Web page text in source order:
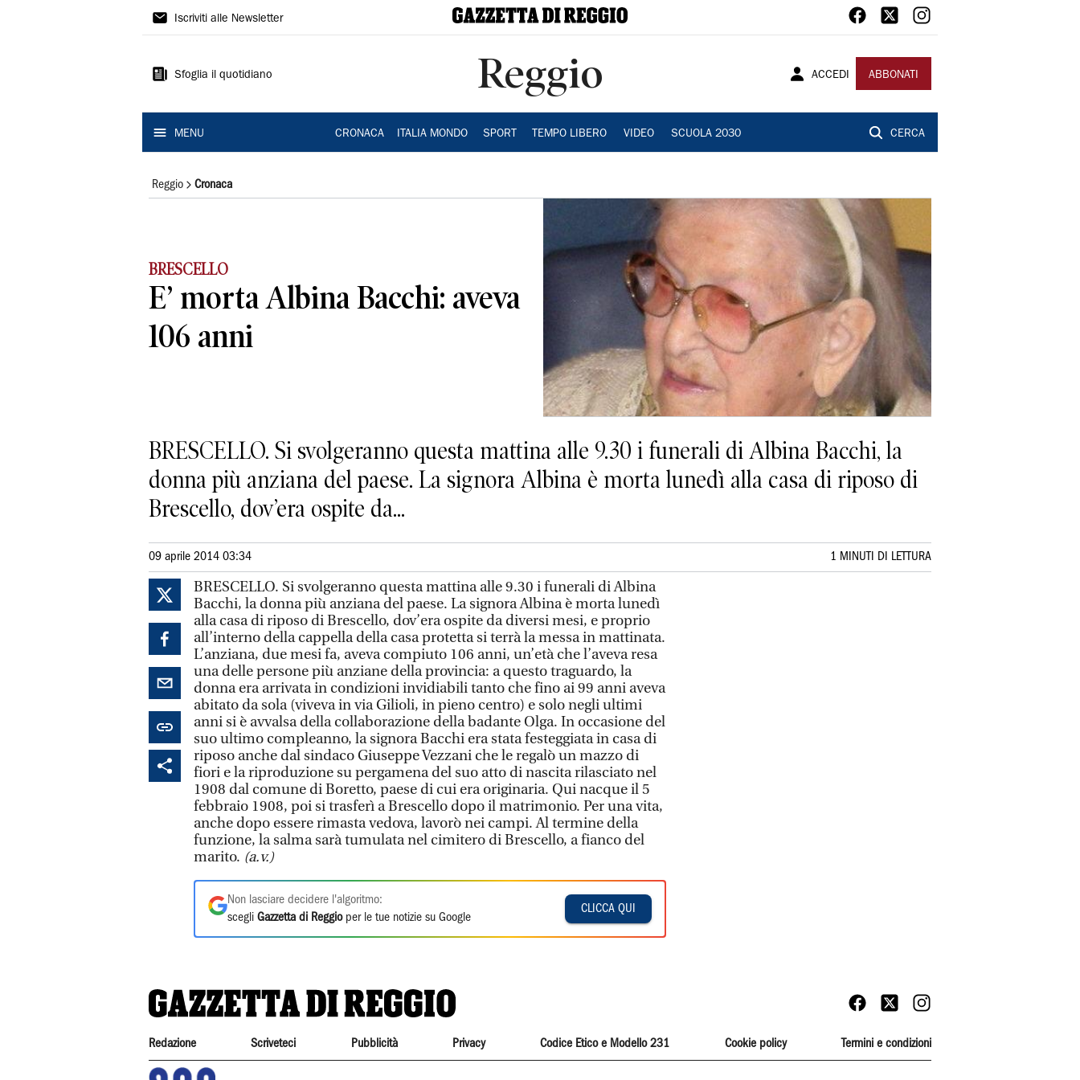
Gazzetta
Reggio
Iscriviti alle Newsletter
Sfoglia il quotidiano Reggio ACCEDI ABBONATI
MENU CRONACA ITALIA MONDO SPORT TEMPO LIBERO VIDEO SCUOLA 2030 CERCA
Reggio Cronaca
BRESCELLO
E’ morta Albina Bacchi: aveva
106 anni
BRESCELLO. Si svolgeranno questa mattina alle 9.30 i funerali di Albina Bacchi, la
donna più anziana del paese. La signora Albina è morta lunedì alla casa di riposo di
Brescello, dov’era ospite da...
09 aprile 2014 03:34 1 MINUTI DI LETTURA
BRESCELLO. Si svolgeranno questa mattina alle 9.30 i funerali di Albina
Bacchi, la donna più anziana del paese. La signora Albina è morta lunedì
alla casa di riposo di Brescello, dov’era ospite da diversi mesi, e proprio
all’interno della cappella della casa protetta si terrà la messa in mattinata.
L’anziana, due mesi fa, aveva compiuto 106 anni, un’età che l’aveva resa
una delle persone più anziane della provincia: a questo traguardo, la
donna era arrivata in condizioni invidiabili tanto che fino ai 99 anni aveva
abitato da sola (viveva in via Gilioli, in pieno centro) e solo negli ultimi
anni si è avvalsa della collaborazione della badante Olga. In occasione del
suo ultimo compleanno, la signora Bacchi era stata festeggiata in casa di
riposo anche dal sindaco Giuseppe Vezzani che le regalò un mazzo di
fiori e la riproduzione su pergamena del suo atto di nascita rilasciato nel
1908 dal comune di Boretto, paese di cui era originaria. Qui nacque il 5
febbraio 1908, poi si trasferì a Brescello dopo il matrimonio. Per una vita,
anche dopo essere rimasta vedova, lavorò nei campi. Al termine della
funzione, la salma sarà tumulata nel cimitero di Brescello, a fianco del
marito. (a.v.)
Non lasciare decidere l'algoritmo:
scegli Gazzetta di Reggioper le tue notizie su Google
CLICCA QUI
Redazione Scriveteci Pubblicità Privacy Codice Etico e Modello 231 Cookie policy Termini e condizioni